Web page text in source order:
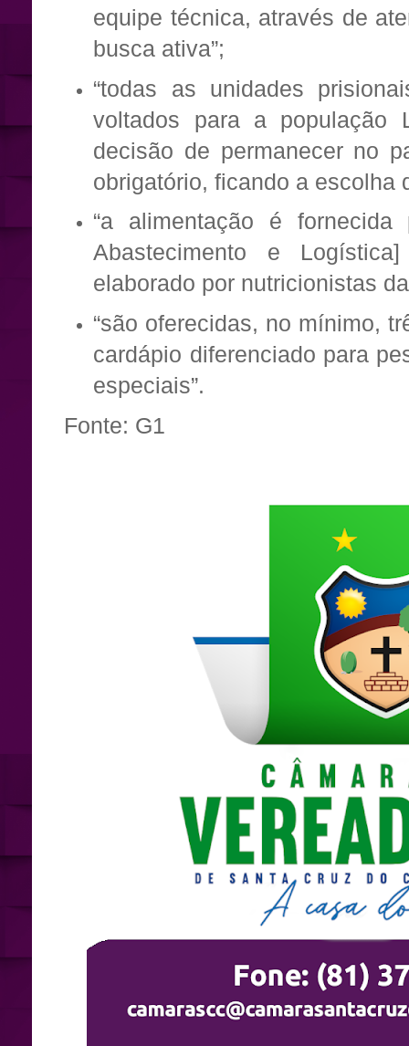
equipe técnica, através de
busca ativa”;
“todas as unidades
voltados para a população
decisão de permanecer no
obrigatório, ficando a escolha
“a alimentação é
Abastecimento e
elaborado por nutricionistas
“são oferecidas, no mínimo,
cardápio diferenciado para
especiais”.
Fonte: G1